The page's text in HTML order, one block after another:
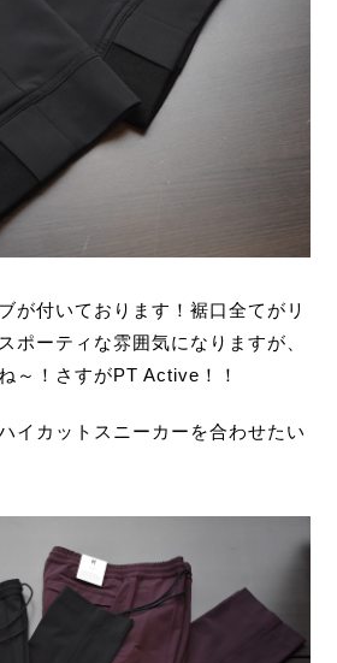
が付いております！裾口全てがリ
ポーティな雰囲気になりますが、
～！さすがPT Active！！
イカットスニーカーを合わせたい